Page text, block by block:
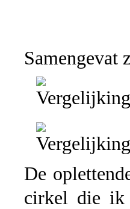
De
cirkel die ik